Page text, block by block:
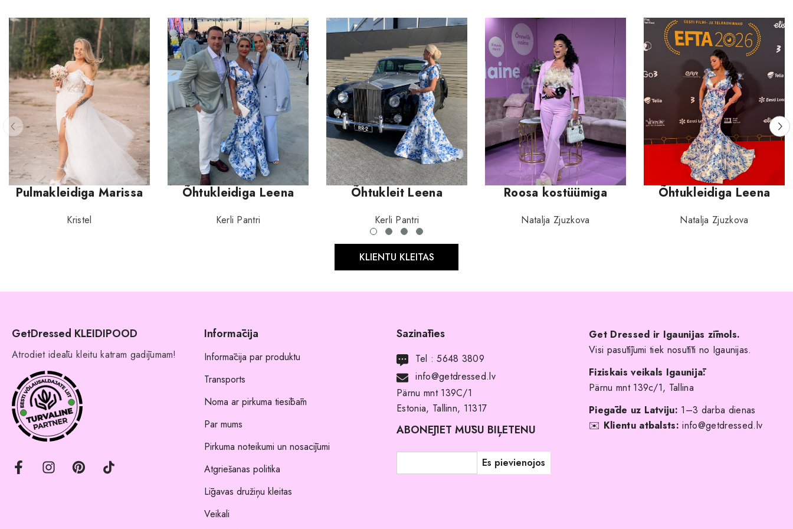
Pulmakleidiga Marissa
Kristel
Õhtukleidiga Leena
Kerli Pantri
Õhtukleit Leena
Kerli Pantri
Roosa kostüümiga
Natalja Zjuzkova
Õhtukleidiga Leena
Natalja Zjuzkova
KLIENTU KLEITAS
GetDressed KLEIDIPOOD
Atrodiet ideālu kleitu katram gadījumam!
Informācija
Informācija par produktu
Transports
Noma ar pirkuma tiesībām
Par mums
Pirkuma noteikumi un nosacījumi
Atgriešanas politika
Līgavas družiņu kleitas
Veikali
Sazināties
Tel :5648 3809
info@getdressed.lv
Pärnu mnt 139C/1
Estonia, Tallinn, 11317
ABONĒJIET MŪSU BIĻETENU
Get Dressed ir Igaunijas zīmols.
Visi pasūtījumi tiek nosūtīti no Igaunijas.
Fiziskais veikals Igaunijā:
Pärnu mnt 139c/1, Tallina
Piegāde uz Latviju: 1–3 darba dienas
✉️ Klientu atbalsts: info@getdressed.lv